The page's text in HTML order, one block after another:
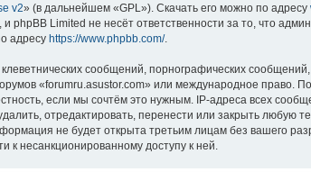
v2» (в дальнейшем «GPL»). Скачать его можно по адресу
phpBB Limited не несёт ответственности за то, что
адресу https://www.phpbb.com/.
сообщений, порнографических
«forumru.asustor.com» или международное
если мы сочтём это нужным. IP-адреса всех
отредактировать, перенести или закрыть любую
не будет открыта третьим лицам без вашего
к несанкционированному доступу к ней.